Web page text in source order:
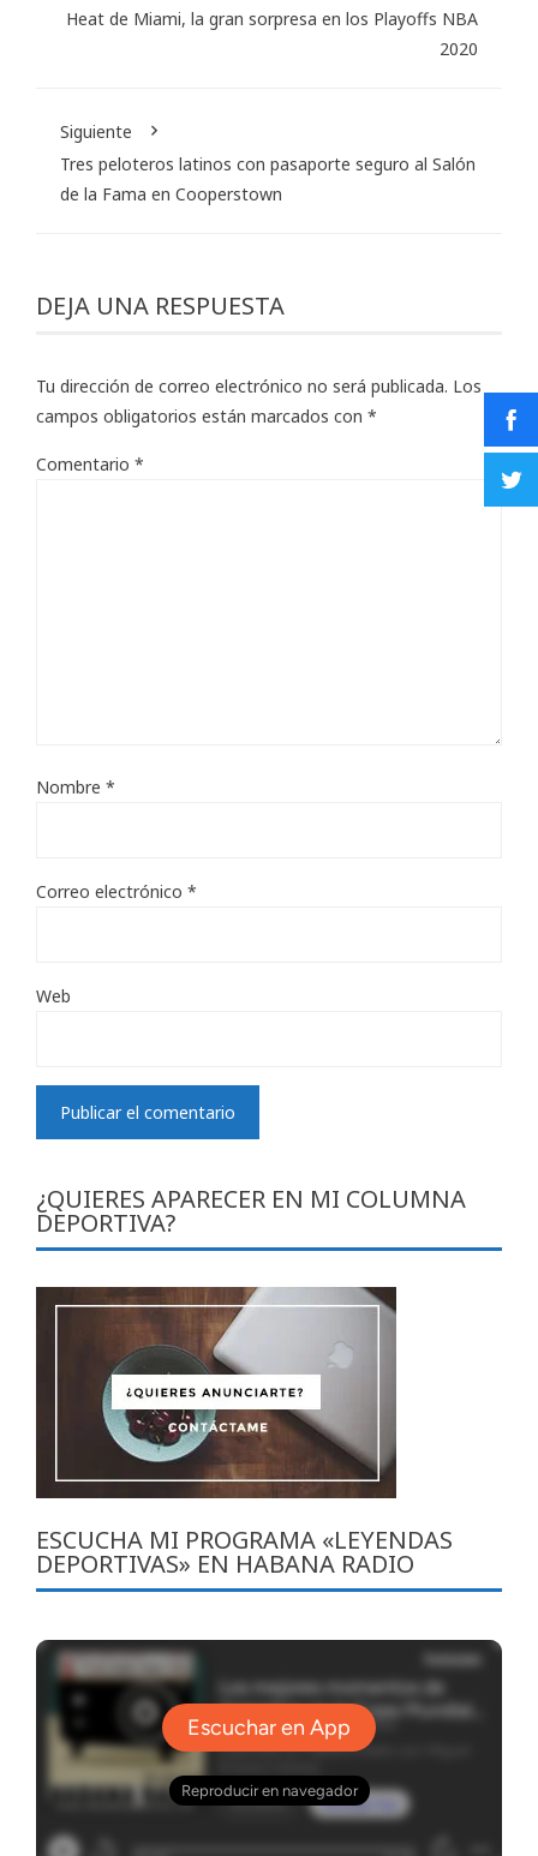
Heat de Miami, la gran sorpresa en los Playoffs NBA
2020
Siguiente
Tres peloteros latinos con pasaporte seguro al Salón
de la Fama en Cooperstown
DEJA UNA RESPUESTA
Tu dirección de correo electrónico no será publicada. Los
campos obligatorios están marcados con *
Comentario *
Nombre *
Correo electrónico *
Web
¿QUIERES APARECER EN MI COLUMNA
DEPORTIVA?
ESCUCHA MI PROGRAMA «LEYENDAS
DEPORTIVAS» EN HABANA RADIO